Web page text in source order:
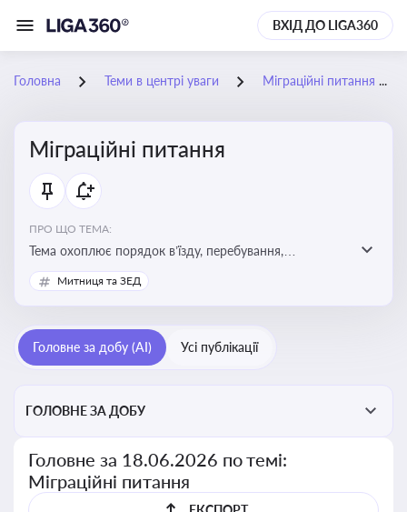
ВХІД ДО LIGA360
Головна Теми в центрі уваги Міграційні питання
Міграційні питання
ПРО ЩО ТЕМА:
Тема охоплює порядок в’їзду, перебування,
працевлаштування іноземців, а також набуття або
втрату громадянства України
Митниця та ЗЕД
Головне за добу (AI) Усі публікації
ГОЛОВНЕ ЗА ДОБУ
Головне за 18.06.2026 по темі:
Міграційні питання